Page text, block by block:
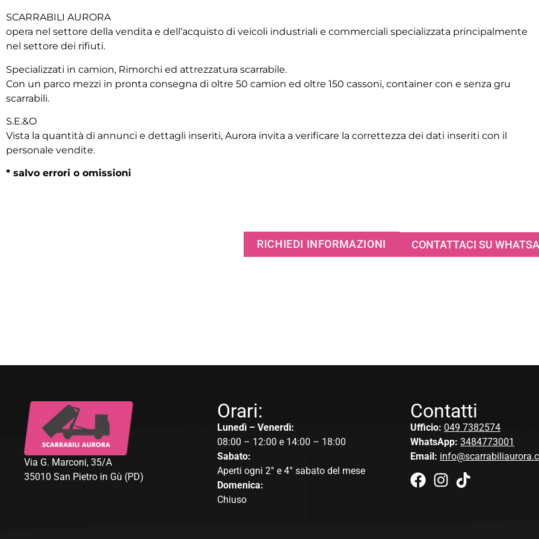
SCARRABILI AURORA
opera nel settore della vendita e dell’acquisto di veicoli industriali e commerciali specializzata principalmente
nel settore dei rifiuti.
Specializzati in camion, Rimorchi ed attrezzatura scarrabile.
Con un parco mezzi in pronta consegna di oltre 50 camion ed oltre 150 cassoni, container con e senza gru
scarrabili.
S.E.&O
Vista la quantità di annunci e dettagli inseriti, Aurora invita a verificare la correttezza dei dati inseriti con il
personale vendite.
* salvo errori o omissioni
RICHIEDI INFORMAZIONI CONTATTACI SU
Via G. Marconi, 35/A
35010 San Pietro in Gù (PD)
Orari:
Lunedì – Venerdì:
08:00 – 12:00 e 14:00 – 18:00
Sabato:
Aperti ogni 2° e 4° sabato del mese
Domenica:
Chiuso
Contatti
Ufficio: 049 7382574
WhatsApp: 3484773001
Email: